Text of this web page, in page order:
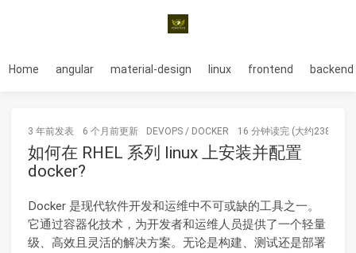
Home angular material-design linux frontend backend
3 年前发表 6 个月前更新 DEVOPS / DOCKER 16 分钟读完 (大约2384个
如何在 RHEL 系列 linux 上安装并配置
docker?
Docker 是现代软件开发和运维中不可或缺的工具之一。
它通过容器化技术，为开发者和运维人员提供了一个轻量
级、高效且灵活的解决方案。无论是构建、测试还是部署